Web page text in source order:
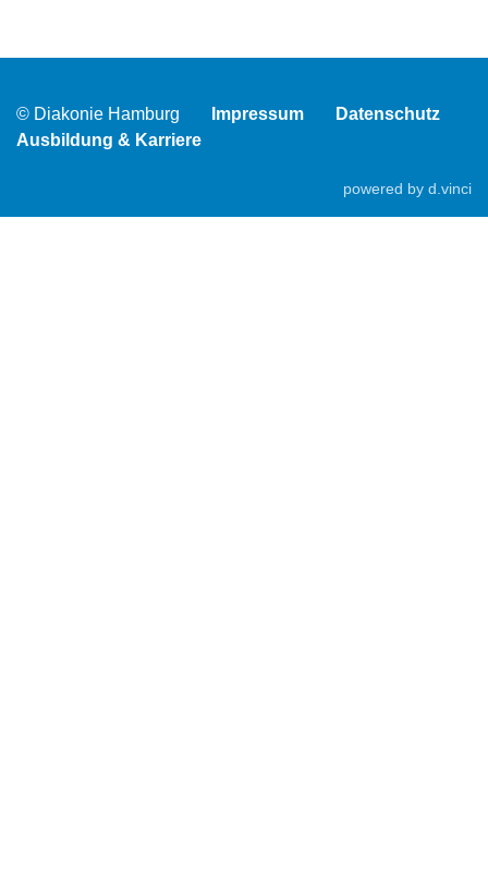
© Diakonie Hamburg Impressum
Datenschutz
Ausbildung & Karriere
powered by d.vinci